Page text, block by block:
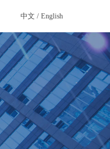
中文 / English